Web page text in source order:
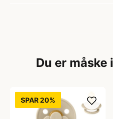
Du er måske
SPAR 20%